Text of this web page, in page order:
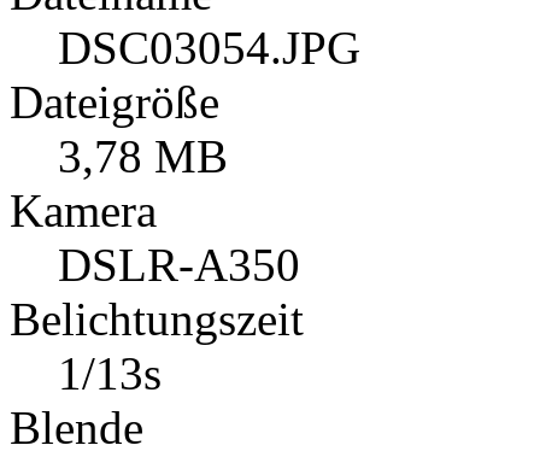
Dateiname
DSC03054.JPG
Dateigröße
3,78 MB
Kamera
DSLR-A350
Belichtungszeit
1/13s